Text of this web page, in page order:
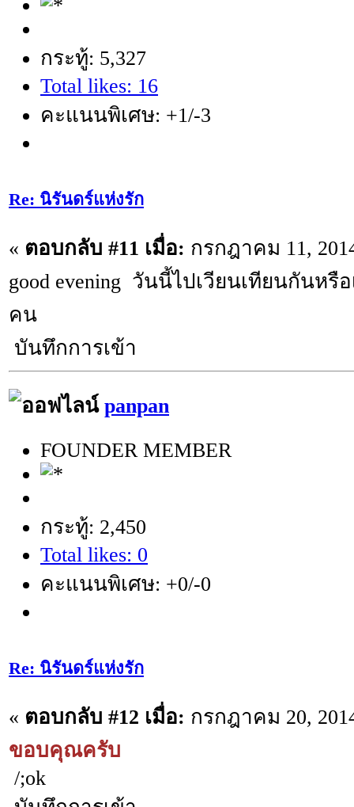
กระทู้: 5,327
Total likes: 16
คะแนนพิเศษ: +1/-3
Re: นิรันดร์แห่งรัก
« ตอบกลับ #11 เมื่อ: กรกฎาคม 11,
good evening วันนี้ไปเวียนเทียนกันหรื
คน
บันทึกการเข้า
panpan
FOUNDER MEMBER
กระทู้: 2,450
Total likes: 0
คะแนนพิเศษ: +0/-0
Re: นิรันดร์แห่งรัก
« ตอบกลับ #12 เมื่อ: กรกฎาคม 20,
ขอบคุณครับ
/;ok